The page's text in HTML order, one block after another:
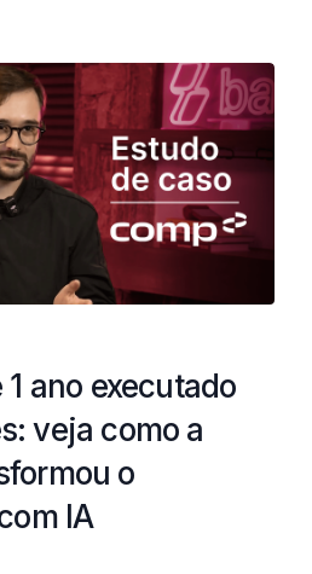
ano executado
veja como a
o
IA